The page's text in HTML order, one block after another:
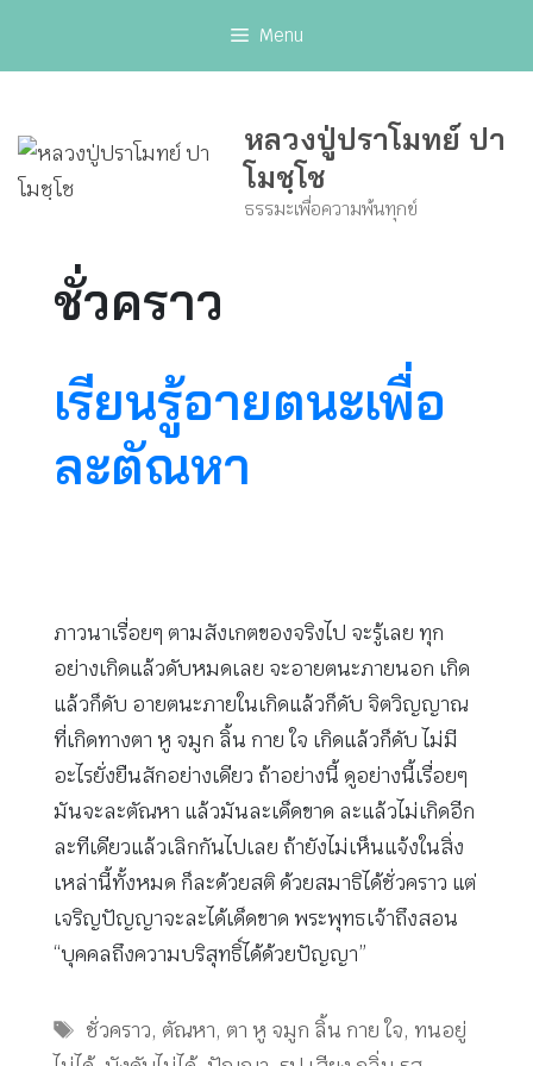
Menu
หลวงปู่ปราโมทย์ ปา
โมชฺโช
ธรรมะเพื่อความพ้นทุกข์
ชั่วคราว
เรียนรู้อายตนะเพื่อ
ละตัณหา
ภาวนาเรื่อยๆ ตามสังเกตของจริงไป จะรู้เลย ทุก
อย่างเกิดแล้วดับหมดเลย จะอายตนะภายนอก เกิด
แล้วก็ดับ อายตนะภายในเกิดแล้วก็ดับ จิตวิญญาณ
ที่เกิดทางตา หู จมูก ลิ้น กาย ใจ เกิดแล้วก็ดับ ไม่มี
อะไรยั่งยืนสักอย่างเดียว ถ้าอย่างนี้ ดูอย่างนี้เรื่อยๆ
มันจะละตัณหา แล้วมันละเด็ดขาด ละแล้วไม่เกิดอีก
ละทีเดียวแล้วเลิกกันไปเลย ถ้ายังไม่เห็นแจ้งในสิ่ง
เหล่านี้ทั้งหมด ก็ละด้วยสติ ด้วยสมาธิได้ชั่วคราว แต่
เจริญปัญญาจะละได้เด็ดขาด พระพุทธเจ้าถึงสอน
“บุคคลถึงความบริสุทธิ์ได้ด้วยปัญญา”
Tags
ชั่วคราว, ตัณหา, ตา หู จมูก ลิ้น กาย ใจ, ทนอยู่